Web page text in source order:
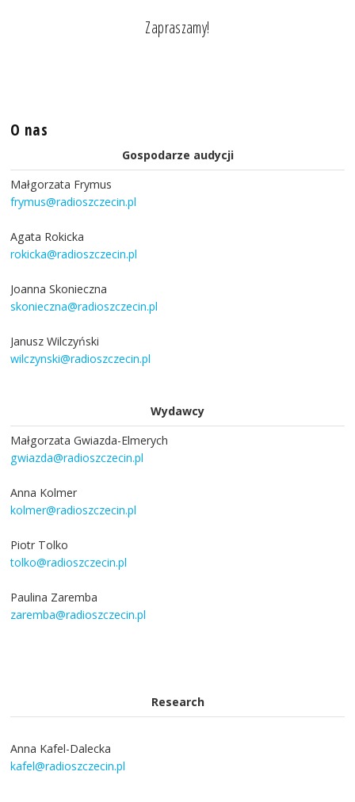
Zapraszamy!
O nas
Gospodarze audycji
Małgorzata Frymus
frymus@radioszczecin.pl
Agata Rokicka
rokicka@radioszczecin.pl
Joanna Skonieczna
skonieczna@radioszczecin.pl
Janusz Wilczyński
wilczynski@radioszczecin.pl
Wydawcy
Małgorzata Gwiazda-Elmerych
gwiazda@radioszczecin.pl
Anna Kolmer
kolmer@radioszczecin.pl
Piotr Tolko
tolko@radioszczecin.pl
Paulina Zaremba
zaremba@radioszczecin.pl
Research
Anna Kafel-Dalecka
kafel@radioszczecin.pl